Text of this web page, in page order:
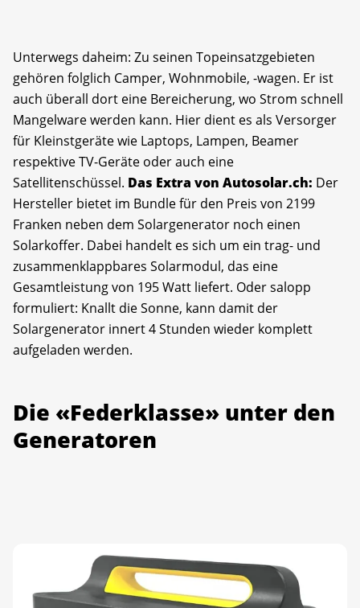
Unterwegs daheim: Zu seinen Topeinsatzgebieten
gehören folglich Camper, Wohnmobile, -wagen. Er ist
auch überall dort eine Bereicherung, wo Strom schnell
Mangelware werden kann. Hier dient es als Versorger
für Kleinstgeräte wie Laptops, Lampen, Beamer
respektive TV-Geräte oder auch eine
Satellitenschüssel. Das Extra von Autosolar.ch: Der
Hersteller bietet im Bundle für den Preis von 2199
Franken neben dem Solargenerator noch einen
Solarkoffer. Dabei handelt es sich um ein trag- und
zusammenklappbares Solarmodul, das eine
Gesamtleistung von 195 Watt liefert. Oder salopp
formuliert: Knallt die Sonne, kann damit der
Solargenerator innert 4 Stunden wieder komplett
aufgeladen werden.
Die «Federklasse» unter den
Generatoren